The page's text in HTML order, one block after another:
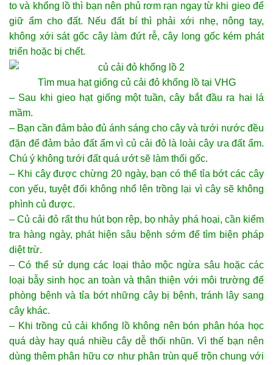
to và khổng lồ thì bạn nên phủ rơm rạn ngay từ khi gieo để
giữ ẩm cho đất. Nếu đất bí thì phải xới nhẹ, nông tay,
không xới sát gốc cây làm đứt rễ, cây long gốc kém phát
triển hoặc bị chết.
Tìm mua hạt giống củ cải đỏ khổng lồ tại VHG
– Sau khi gieo hạt giống một tuần, cây bắt đầu ra hai lá
mầm.
– Bạn cần đảm bảo đủ ánh sáng cho cây và tưới nước đều
đặn để đảm bảo đất ẩm vì củ cải đỏ là loài cây ưa đất ẩm.
Chú ý không tưới đất quá ướt sẽ làm thối gốc.
– Khi cây được chừng 20 ngày, bạn có thể tỉa bớt các cây
con yếu, tuyệt đối không nhổ lên trồng lại vì cây sẽ không
phình củ được.
– Củ cải đỏ rất thu hút bọn rệp, bọ nhảy phá hoại, cần kiểm
tra hàng ngày, phát hiện sâu bệnh sớm để tìm biện pháp
diệt trừ.
– Có thể sử dụng các loại thảo mộc ngừa sâu hoặc các
loại bẫy sinh học an toàn và thân thiện với môi trường để
phòng bệnh và tỉa bớt những cây bị bệnh, tránh lây sang
cây khác.
– Khi trồng củ cải khổng lồ không nên bón phân hóa học
quá dày hay quá nhiều cây dễ thối nhũn. Vì thế bạn nên
dùng thêm phân hữu cơ như phân trùn quế trộn chung với